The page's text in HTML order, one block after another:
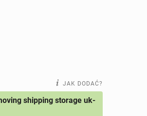
JAK DODAĆ?
shipping storage uk-